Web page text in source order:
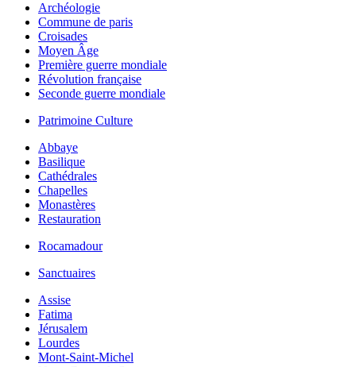
Archéologie
Commune de paris
Croisades
Moyen Âge
Première guerre mondiale
Révolution française
Seconde guerre mondiale
Patrimoine Culture
Abbaye
Basilique
Cathédrales
Chapelles
Monastères
Restauration
Rocamadour
Sanctuaires
Assise
Fatima
Jérusalem
Lourdes
Mont-Saint-Michel